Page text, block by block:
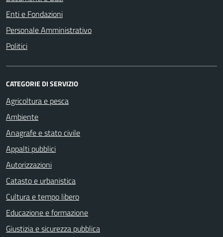
Enti e Fondazioni
Personale Amministrativo
Politici
CATEGORIE DI SERVIZIO
Agricoltura e pesca
Ambiente
Anagrafe e stato civile
Appalti pubblici
Autorizzazioni
Catasto e urbanistica
Cultura e tempo libero
Educazione e formazione
Giustizia e sicurezza pubblica